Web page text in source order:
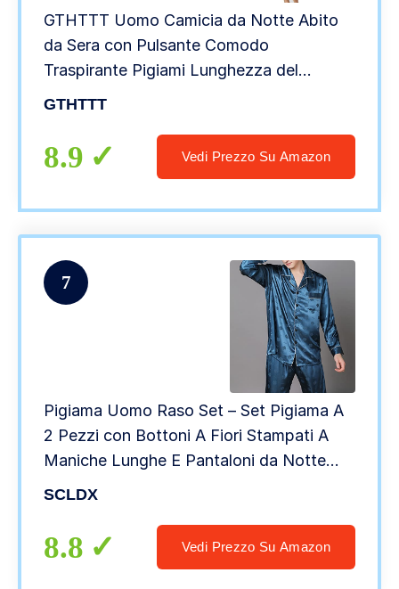
GTHTTT Uomo Camicia da Notte Abito
da Sera con Pulsante Comodo
Traspirante Pigiami Lunghezza del
Ginocchio Camicia da Notte in Popeline
GTHTTT
8.9 Vedi Prezzo Su Amazon
7
Pigiama Uomo Raso Set – Set Pigiama A
2 Pezzi con Bottoni A Fiori Stampati A
Maniche Lunghe E Pantaloni da Notte
con Tasca – Cardigan Casual
Casa,Blu,L
SCLDX
8.8 Vedi Prezzo Su Amazon